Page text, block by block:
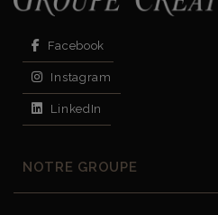
Facebook
Instagram
LinkedIn
NOTRE GROUPE